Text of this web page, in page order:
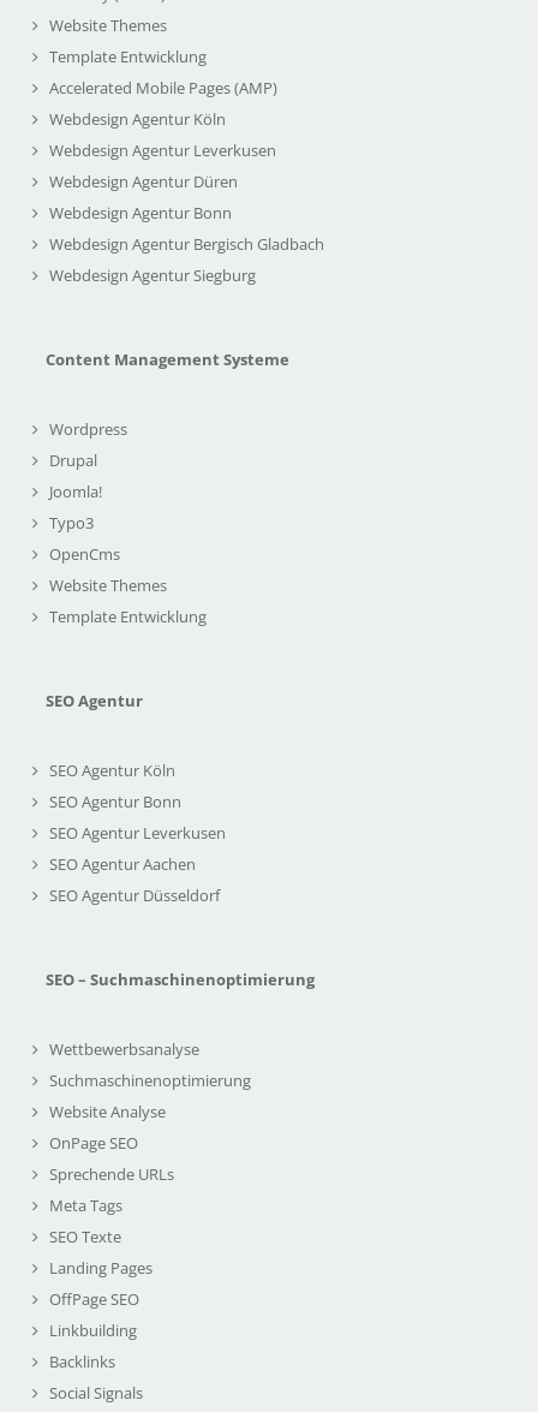
Website Themes
Template Entwicklung
Accelerated Mobile Pages (AMP)
Webdesign Agentur Köln
Webdesign Agentur Leverkusen
Webdesign Agentur Düren
Webdesign Agentur Bonn
Webdesign Agentur Bergisch Gladbach
Webdesign Agentur Siegburg
Content Management Systeme
Wordpress
Drupal
Joomla!
Typo3
OpenCms
Website Themes
Template Entwicklung
SEO Agentur
SEO Agentur Köln
SEO Agentur Bonn
SEO Agentur Leverkusen
SEO Agentur Aachen
SEO Agentur Düsseldorf
SEO – Suchmaschinenoptimierung
Wettbewerbsanalyse
Suchmaschinenoptimierung
Website Analyse
OnPage SEO
Sprechende URLs
Meta Tags
SEO Texte
Landing Pages
OffPage SEO
Linkbuilding
Backlinks
Social Signals